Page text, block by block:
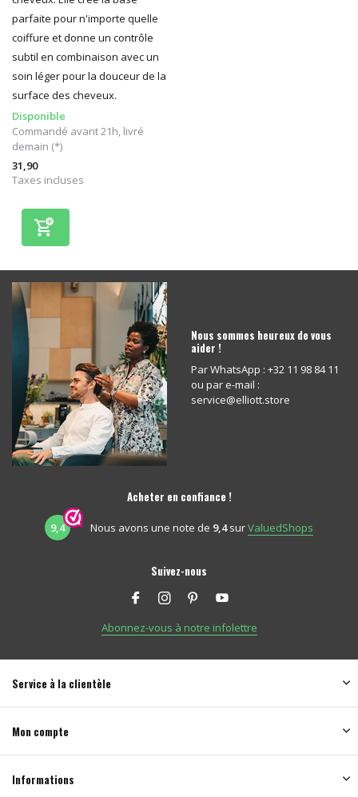
parfaite pour n'importe quelle
coiffure et donne un contrôle
subtil en combinaison avec un
soin léger pour la douceur de la
surface des cheveux.
Disponible
Commandé avant 21h, livré
demain (*)
31,90
Taxes incluses
Nous sommes heureux de vous
aider !
Par WhatsApp : +32 11 98 84 11
ou par e-mail :
service@elliott.store
Acheter en confiance !
9,4 Nous avons une note de 9,4surValuedShops
Suivez-nous
Abonnez-vous à notre infolettre
Service à la clientèle
Mon compte
Informations